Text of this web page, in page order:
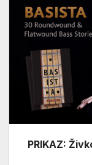
PRIKAZ: